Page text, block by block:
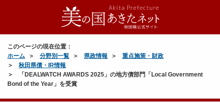
このページの現在位置：
ホーム
分野別一覧 県政情報
重点施策・財政
秋田県債・IR情報
「DEALWATCH AWARDS 2025」の地方債部門「Local Government
Bond of the Year」を受賞